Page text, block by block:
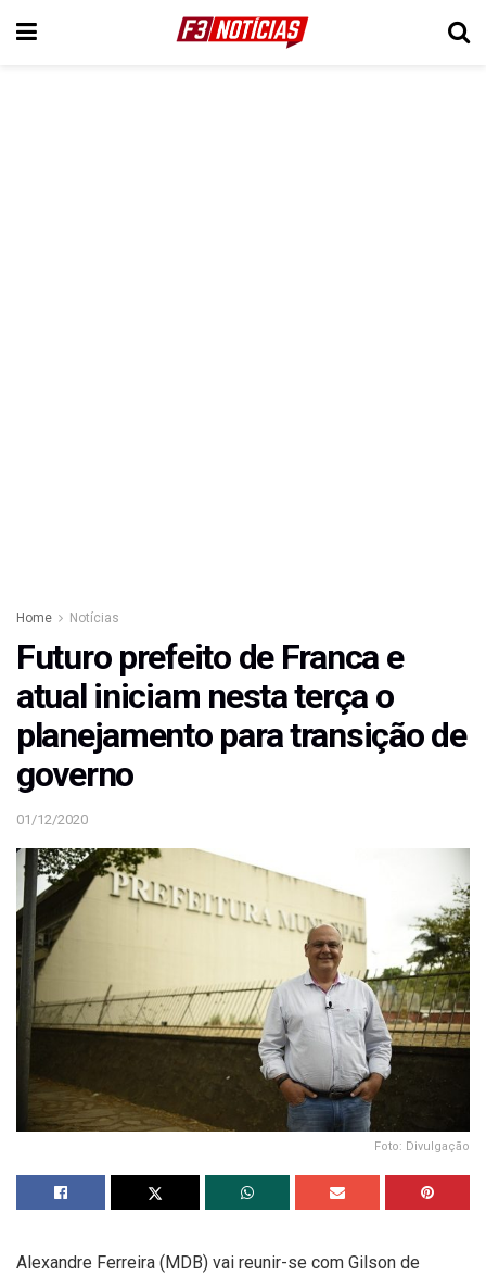
Home Notícias
Futuro prefeito de Franca e
atual iniciam nesta terça o
planejamento para transição de
governo
01/12/2020
Foto: Divulgação
Alexandre Ferreira (MDB) vai reunir-se com Gilson de